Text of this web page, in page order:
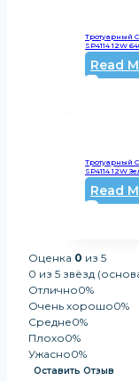
Тротуарный
SP4114 12W
Read
Тротуарный
SP4114 12W
Read
Оценка 0 из 5
0 из 5 звёзд
Отлично0%
Очень хорошо0%
Средне0%
Плохо0%
Ужасно0%
Оставить Отзыв